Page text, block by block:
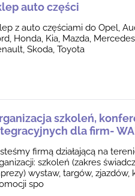
auto części
z auto częściami do Opel,
Honda, Kia, Mazda,
Skoda, Toyota
szkoleń,
dla firm-
firmą działającą na
szkoleń (zakres
wystaw, targów,
spo